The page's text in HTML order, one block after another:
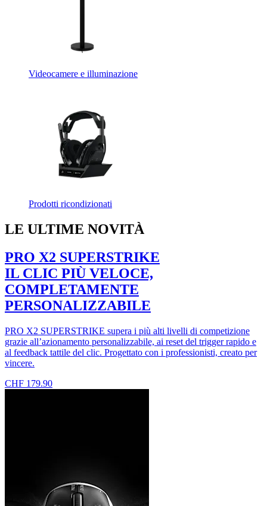
Videocamere e illuminazione
Prodotti ricondizionati
LE ULTIME NOVITÀ
PRO X2 SUPERSTRIKE
IL CLIC PIÙ VELOCE,
COMPLETAMENTE
PERSONALIZZABILE
PRO X2 SUPERSTRIKE supera i più alti livelli di competizione
grazie all’azionamento personalizzabile, ai reset del trigger rapido e
al feedback tattile del clic. Progettato con i professionisti, creato per
vincere.
CHF 179.90